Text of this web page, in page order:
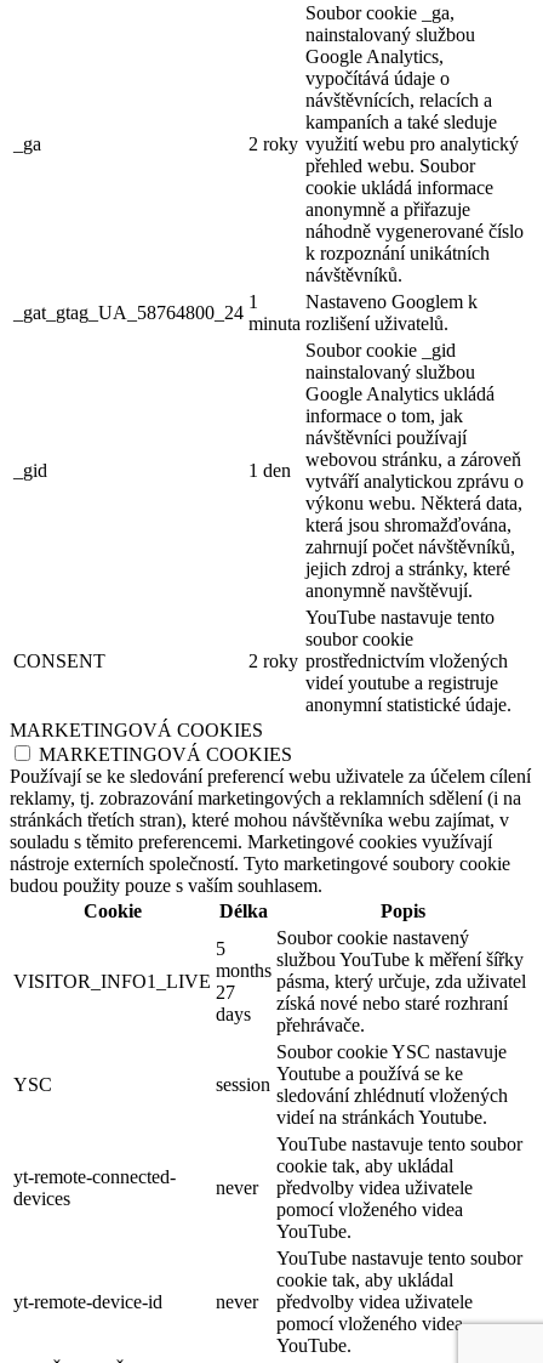
_ga 2 roky
Soubor cookie _ga,
nainstalovaný službou
Google Analytics,
vypočítává údaje o
návštěvnících, relacích a
kampaních a také sleduje
využití webu pro analytický
přehled webu. Soubor
cookie ukládá informace
anonymně a přiřazuje
náhodně vygenerované číslo
k rozpoznání unikátních
návštěvníků.
_gat_gtag_UA_58764800_24
1
minuta
Nastaveno Googlem k
rozlišení uživatelů.
_gid 1 den
Soubor cookie _gid
nainstalovaný službou
Google Analytics ukládá
informace o tom, jak
návštěvníci používají
webovou stránku, a zároveň
vytváří analytickou zprávu o
výkonu webu. Některá data,
která jsou shromažďována,
zahrnují počet návštěvníků,
jejich zdroj a stránky, které
anonymně navštěvují.
CONSENT 2 roky
YouTube nastavuje tento
soubor cookie
prostřednictvím vložených
videí youtube a registruje
anonymní statistické údaje.
MARKETINGOVÁ COOKIES
MARKETINGOVÁ COOKIES
Používají se ke sledování preferencí webu uživatele za účelem cílení
reklamy, tj. zobrazování marketingových a reklamních sdělení (i na
stránkách třetích stran), které mohou návštěvníka webu zajímat, v
souladu s těmito preferencemi. Marketingové cookies využívají
nástroje externích společností. Tyto marketingové soubory cookie
budou použity pouze s vaším souhlasem.
Cookie
Délka Popis
VISITOR_INFO1_LIVE
5
months
27
days
Soubor cookie nastavený
službou YouTube k měření šířky
pásma, který určuje, zda uživatel
získá nové nebo staré rozhraní
přehrávače.
YSC session
Soubor cookie YSC nastavuje
Youtube a používá se ke
sledování zhlédnutí vložených
videí na stránkách Youtube.
yt-remote-connected-
devices
never
YouTube nastavuje tento soubor
cookie tak, aby ukládal
předvolby videa uživatele
pomocí vloženého videa
YouTube.
yt-remote-device-id never
YouTube nastavuje tento soubor
cookie tak, aby ukládal
předvolby videa uživatele
pomocí vloženého videa
YouTube.